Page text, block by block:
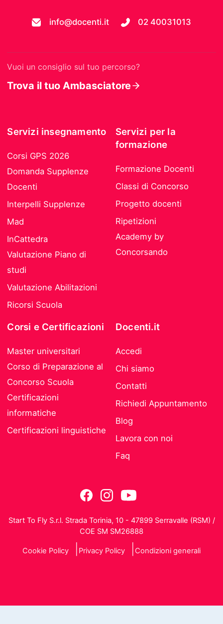
info@docenti.it 02 40031013
Vuoi un consiglio sul tuo percorso?
Trova il tuo Ambasciatore
Servizi insegnamento
Corsi GPS 2026
Domanda Supplenze
Docenti
Interpelli Supplenze
Mad
InCattedra
Valutazione Piano di
studi
Valutazione Abilitazioni
Ricorsi Scuola
Servizi per la
formazione
Formazione Docenti
Classi di Concorso
Progetto docenti
Ripetizioni
Academy by
Concorsando
Corsi e Certificazioni
Master universitari
Corso di Preparazione al
Concorso Scuola
Certificazioni
informatiche
Certificazioni linguistiche
Docenti.it
Accedi
Chi siamo
Contatti
Richiedi Appuntamento
Blog
Lavora con noi
Faq
Start To Fly S.r.l. Strada Torinia, 10 - 47899 Serravalle (RSM) /
COE SM SM26888
Cookie Policy Privacy Policy Condizioni generali